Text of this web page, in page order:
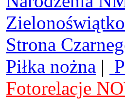
Strona
Piłka nożna |
Fotorelacje